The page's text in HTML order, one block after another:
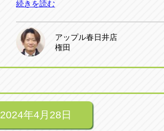
続きを読む
アップル春日井店
権田
2024年4月28日